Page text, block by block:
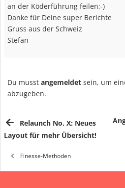
an der Köderführung feilen;-)
Danke für Deine super Berichte
Gruss aus der Schweiz
Stefan
Du musst angemeldet sein, um
abzugeben.
Relaunch No. X: Neues
Layout für mehr Übersicht!
Finesse-Methoden